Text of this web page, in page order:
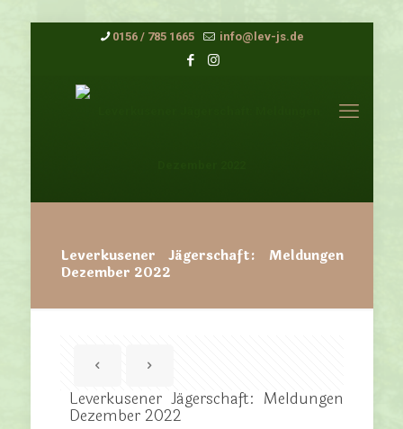
0156 / 785 1665 info@lev-js.de
Leverkusener Jägerschaft: Meldungen
Dezember 2022
Leverkusener Jägerschaft: Meldungen
Dezember 2022